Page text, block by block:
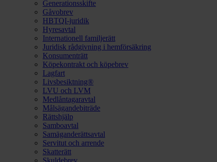
Generationsskifte
Gåvobrev
HBTQI-juridik
Hyresavtal
Internationell familjerätt
Juridisk rådgivning i hemförsäkring
Konsumenträtt
Köpekontrakt och köpebrev
Lagfart
Livsbesiktning®
LVU och LVM
Medlåntagaravtal
Målsägandebiträde
Rättshjälp
Samboavtal
Samäganderättsavtal
Servitut och arrende
Skatterätt
Skuldebrev